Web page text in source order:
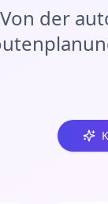
Von der